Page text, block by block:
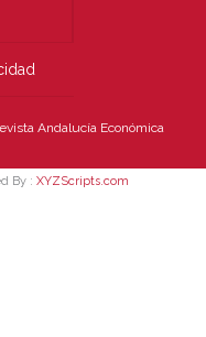
Andalucía Económica
By : XYZScripts.com